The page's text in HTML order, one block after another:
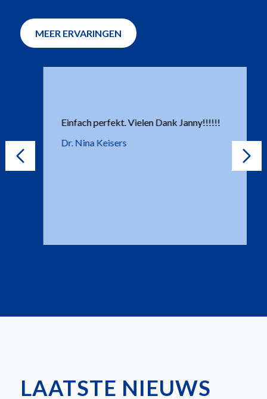
MEER ERVARINGEN
Einfach perfekt. Vielen Dank Janny!!!!!!
Dr. Nina Keisers
LAATSTE NIEUWS